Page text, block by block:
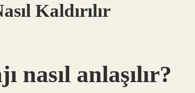
Kaldırılır
nasıl anlaşılır?